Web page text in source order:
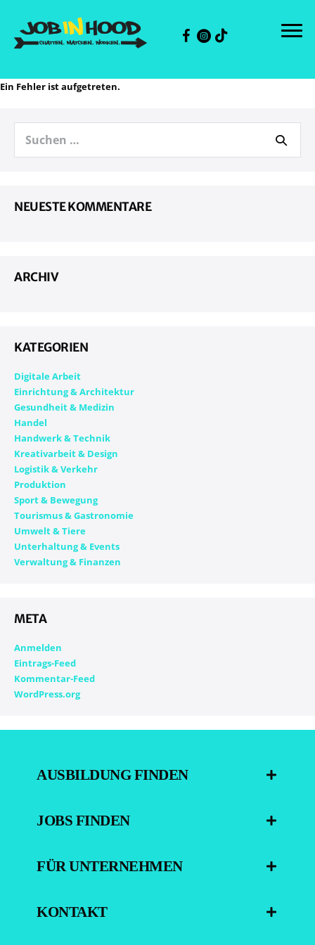
springen
Ein Fehler ist aufgetreten.
nach:
NEU­ES­TE KOMMENTARE
ARCHIV
KATE­GO­RIEN
Digitale Arbeit
Einrichtung & Architektur
Gesundheit & Medizin
Handel
Handwerk & Technik
Kreativarbeit & Design
Logistik & Verkehr
Produktion
Sport & Bewegung
Tourismus & Gastronomie
Umwelt & Tiere
Unterhaltung & Events
Verwaltung & Finanzen
META
Anmelden
Eintrags-Feed
Kommentar-Feed
WordPress.org
AUSBILDUNG FINDEN
JOBS FINDEN
FÜR UNTERNEHMEN
KONTAKT